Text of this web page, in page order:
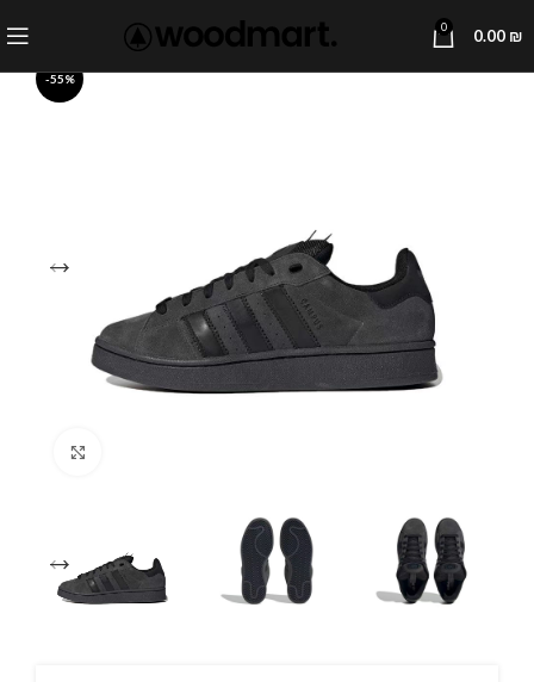
0 0.00 ₪
-55%